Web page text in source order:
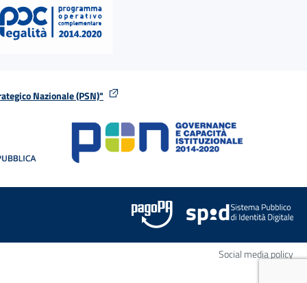
Nazionale (PSN)"
stessa finestra
Social media policy